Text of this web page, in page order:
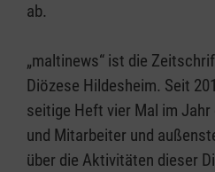
ab.
„maltinews“ ist die
Diözese Hildesheim. Seit
seitige Heft vier Mal im
und Mitarbeiter und
über die Aktivitäten dieser